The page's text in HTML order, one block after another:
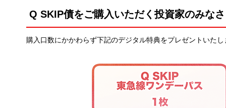
Q SKIP債をご購入いただく投資家のみな
購入口数にかかわらず下記のデジタル特典をプレゼントいたし